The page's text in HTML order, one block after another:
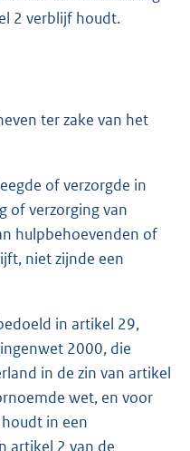
2 verblijf houdt.
ter zake van het
of verzorgde in
of verzorging van
hulpbehoevenden of
niet zijnde een
in artikel 29,
2000, die
in de zin van artikel
wet, en voor
in een
artikel 2 van de